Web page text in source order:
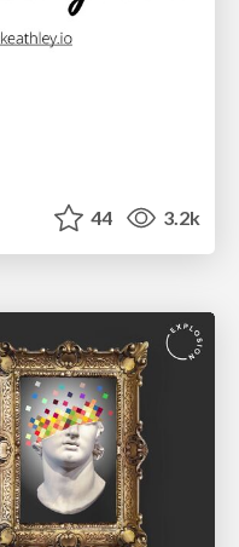
44 3.2k